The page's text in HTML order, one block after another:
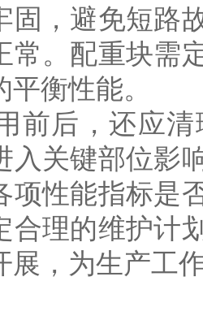
固，避免短路
常。配重块需
平衡性能。
后，还应清
入关键部位影
项性能指标是
合理的维护计
展，为生产工